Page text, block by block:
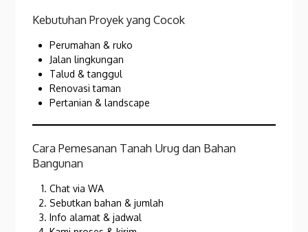
Kebutuhan Proyek yang Cocok
Perumahan & ruko
Jalan lingkungan
Talud & tanggul
Renovasi taman
Pertanian & landscape
Cara Pemesanan Tanah Urug dan Bahan
Bangunan
Chat via WA
Sebutkan bahan & jumlah
Info alamat & jadwal